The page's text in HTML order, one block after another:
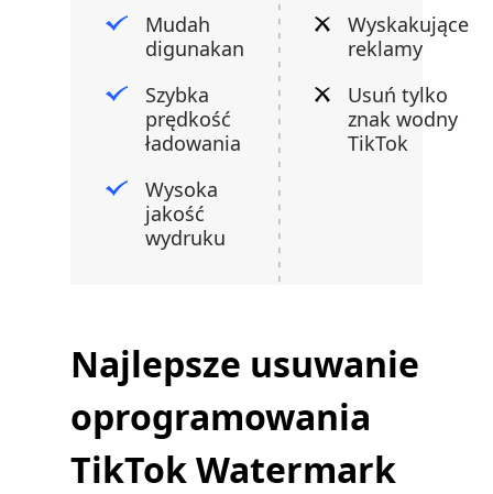
Mudah
digunakan
Szybka
prędkość
ładowania
Wysoka
jakość
wydruku
Wyskakujące
reklamy
Usuń tylko
znak wodny
TikTok
Najlepsze usuwanie
oprogramowania
TikTok Watermark